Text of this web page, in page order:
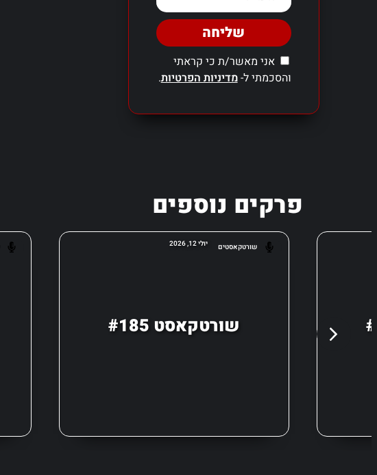
אני מאשר/ת כי קראתי
והסכמתי ל-מדיניות הפרטיות.
שליחה
פרקים נוספים
שורטקאסטים יולי 12, 2026
שורטקאסט #185